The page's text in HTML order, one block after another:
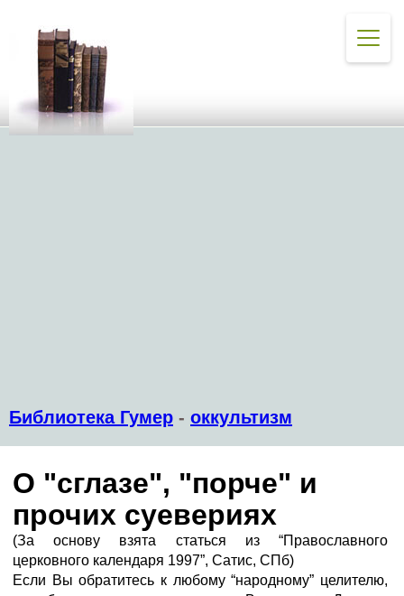
Библиотека Гумер - оккультизм
О "сглазе", "порче" и
прочих суевериях
(За основу взята статься из “Православного
церковного календаря 1997”, Сатис, СПб)
Если Вы обратитесь к любому “народному” целителю,